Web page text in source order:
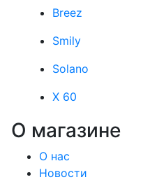
Breez
Smily
Solano
X 60
О магазине
О нас
Новости